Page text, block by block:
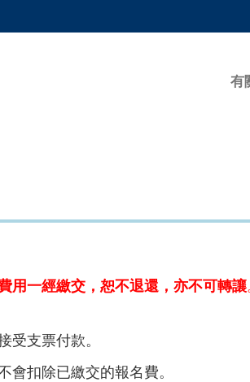
有
用一經繳交，恕不退還，亦不可轉讓
受支票付款。
扣除已繳交的報名費。